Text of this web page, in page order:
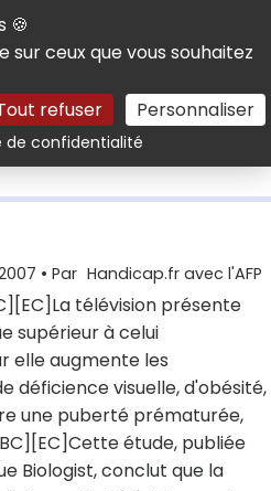
🍪
ceux que vous souhaitez
refuser Personnaliser
de confidentialitéRechercher
• Par Handicap.fr avec l'AFP
télévision présente
supérieur à celui
elle augmente les
déficience visuelle, d'obésité,
une puberté prématurée,
étude, publiée
Biologist, conclut que la